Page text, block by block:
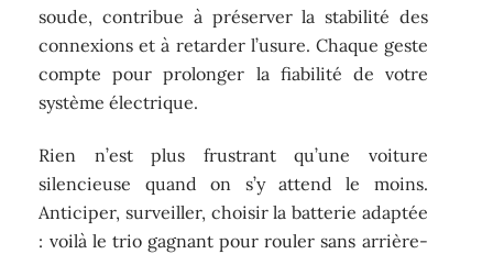
soude, contribue à préserver la stabilité des
connexions et à retarder l’usure. Chaque geste
compte pour prolonger la fiabilité de votre
système électrique.
Rien n’est plus frustrant qu’une voiture
silencieuse quand on s’y attend le moins.
Anticiper, surveiller, choisir la batterie adaptée
: voilà le trio gagnant pour rouler sans arrière-